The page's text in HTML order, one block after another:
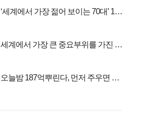
‘세계에서 가장 젊어 보이는 70대’ 1위
세계에서 가장 큰 중요부위를 가진 남
오늘밤 187억뿌린다, 먼저 주우면 최